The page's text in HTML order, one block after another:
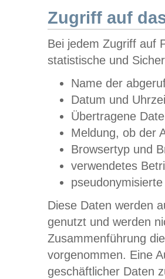
Zugriff auf
Bei jedem Zugriff auf
statistische und
Name der
Datum und
Übertragene
Meldung, ob der
Browsertyp und
verwendetes
Diese Daten werden
genutzt und werden
Zusammenführung
vorgenommen. Eine
geschäftlicher Daten